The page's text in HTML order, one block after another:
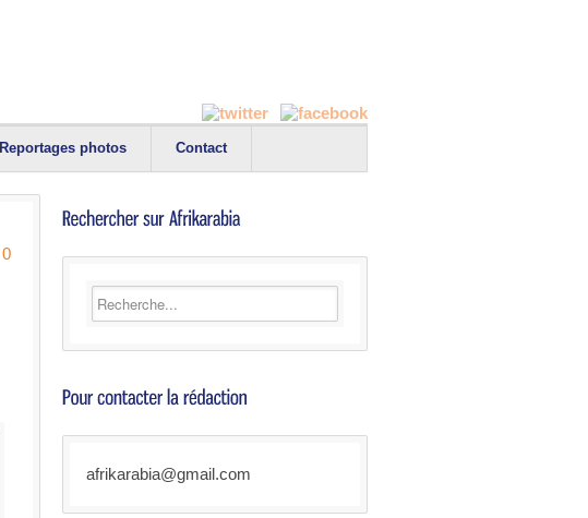
Reportages photos Contact
0
afrikarabia@gmail.com